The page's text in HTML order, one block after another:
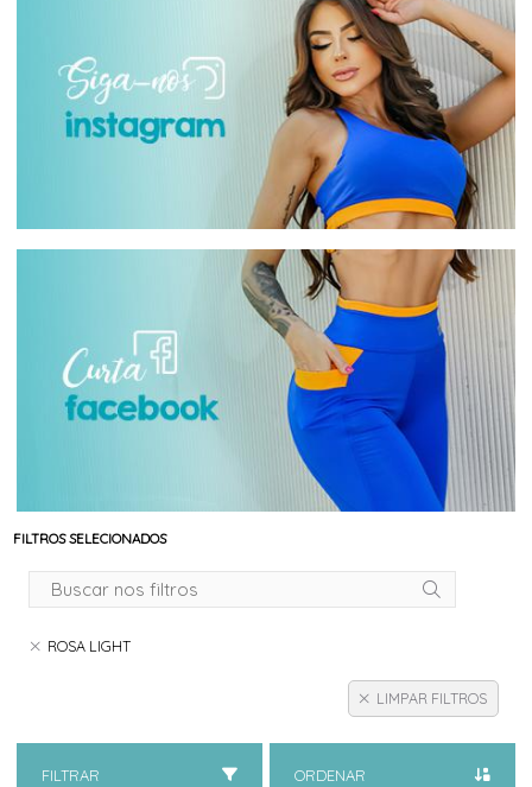
FILTROS SELECIONADOS
ROSA LIGHT
LIMPAR FILTROS
FILTRAR ORDENAR